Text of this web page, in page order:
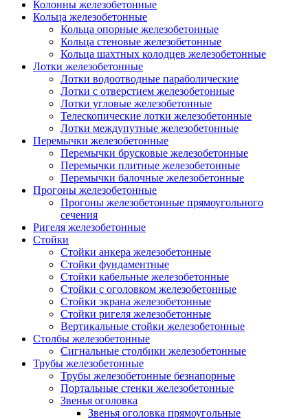
Колонны железобетонные
Кольца железобетонные
Кольца опорные железобетонные
Кольца стеновые железобетонные
Кольца шахтных колодцев железобетонные
Лотки железобетонные
Лотки водоотводные параболические
Лотки с отверстием железобетонные
Лотки угловые железобетонные
Телескопические лотки железобетонные
Лотки междупутные железобетонные
Перемычки железобетонные
Перемычки брусковые железобетонные
Перемычки плитные железобетонные
Перемычки балочные железобетонные
Прогоны железобетонные
Прогоны железобетонные прямоугольного
сечения
Ригеля железобетонные
Стойки
Стойки анкера железобетонные
Стойки фундаментные
Стойки кабельные железобетонные
Стойки с оголовком железобетонные
Стойки экрана железобетонные
Стойки ригеля железобетонные
Вертикальные стойки железобетонные
Столбы железобетонные
Сигнальные столбики железобетонные
Трубы железобетонные
Трубы железобетонные безнапорные
Портальные стенки железобетонные
Звенья оголовка
Звенья оголовка прямоугольные